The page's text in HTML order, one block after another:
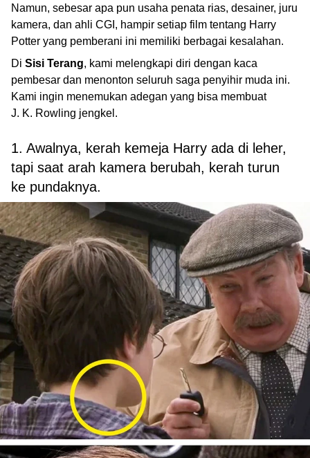
Namun, sebesar apa pun usaha penata rias, desainer, juru
kamera, dan ahli CGI, hampir setiap film tentang Harry
Potter yang pemberani ini memiliki berbagai kesalahan.
Di Sisi Terang, kami melengkapi diri dengan kaca
pembesar dan menonton seluruh saga penyihir muda ini.
Kami ingin menemukan adegan yang bisa membuat
J. K. Rowling jengkel.
1. Awalnya, kerah kemeja Harry ada di leher,
tapi saat arah kamera berubah, kerah turun
ke pundaknya.